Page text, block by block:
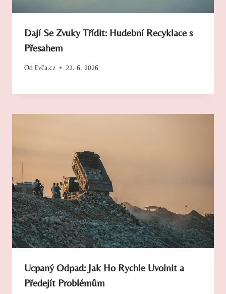
Dají Se Zvuky Třídit: Hudební Recyklace s
Přesahem
Od Evča.cz 22. 6. 2026
Ucpaný Odpad: Jak Ho Rychle Uvolnit a
Předejít Problémům